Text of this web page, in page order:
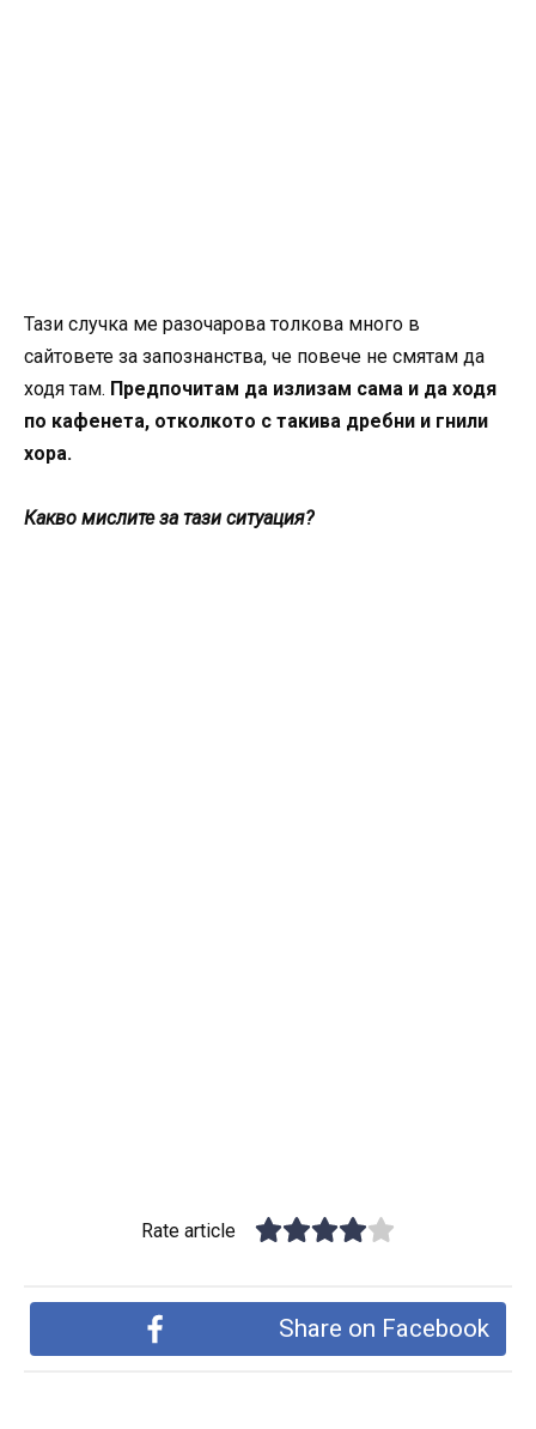
Тази случка ме разочарова толкова много в
сайтовете за запознанства, че повече не смятам да
ходя там. Предпочитам да излизам сама и да ходя
по кафенета, отколкото с такива дребни и гнили
хора.
Какво мислите за тази ситуация?
Rate article
Share on Facebook